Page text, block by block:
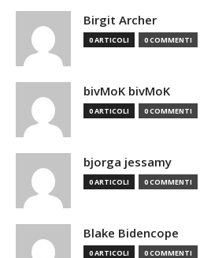
Birgit Archer
0 ARTICOLI 0 COMMENTI
bivMoK bivMoK
0 ARTICOLI 0 COMMENTI
bjorga jessamy
0 ARTICOLI 0 COMMENTI
Blake Bidencope
0 ARTICOLI 0 COMMENTI